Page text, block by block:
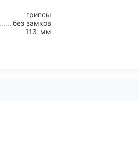
грипсы
без замков
113 мм